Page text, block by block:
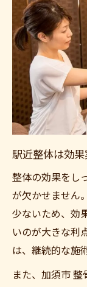
駅近整体は効
整体の効果をし
が欠かせません
少ないため、効
いのが大きな利
は、継続的な施
また、加須市